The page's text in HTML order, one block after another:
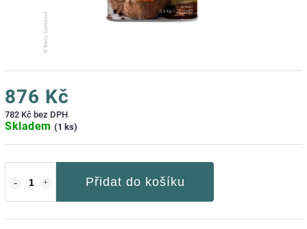
876 Kč
782 Kč bez DPH
Skladem (1 ks)
Přidat do košíku